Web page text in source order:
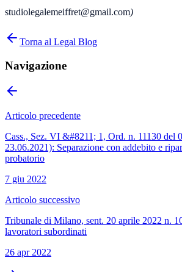
studiolegalemeiffret@gmail.com)
Torna al Legal Blog
Navigazione
Articolo precedente
Cass., Sez. VI &#8211; 1, Ord. n. 11130 del
23.06.2021): Separazione con addebito e
probatorio
7 giu 2022
Articolo successivo
Tribunale di Milano, sent. 20 aprile 2022 n.
lavoratori subordinati
26 apr 2022